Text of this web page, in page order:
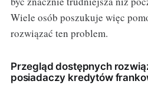
Wiele osób poszukuje więc
rozwiązać ten problem.
Przegląd dostępnych
posiadaczy kredytów